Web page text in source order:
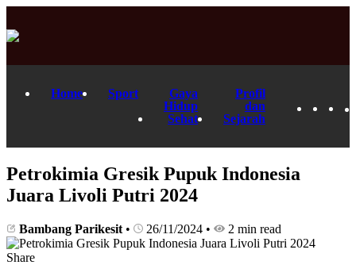
Home Sport
Gaya
Hidup
Sehat
Profil
dan
Sejarah
Petrokimia Gresik Pupuk Indonesia
Juara Livoli Putri 2024
Bambang Parikesit • 26/11/2024 • 2 min read
Share